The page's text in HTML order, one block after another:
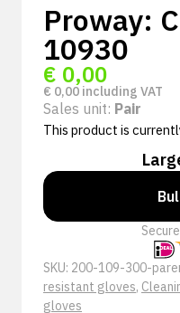
Proway:
10930
€ 0,00
€ 0,00 including VAT
Sales unit: Pair
This product is
SKU: 200-109-300-
resistant gloves,
gloves